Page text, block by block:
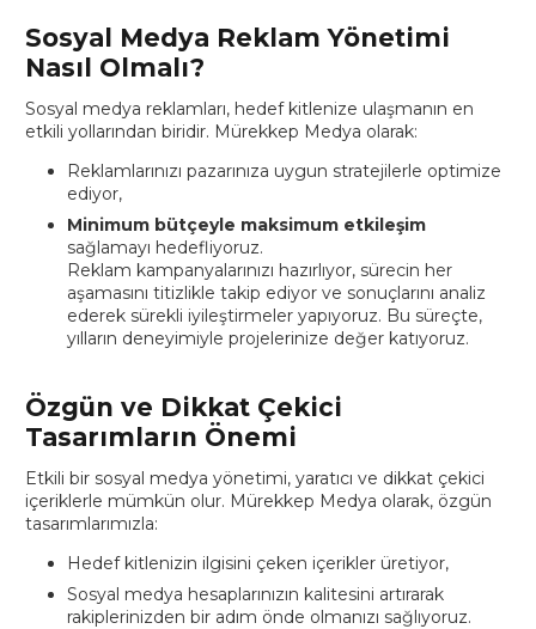
Sosyal Medya Reklam Yönetimi
Nasıl Olmalı?
Sosyal medya reklamları, hedef kitlenize ulaşmanın en
etkili yollarından biridir. Mürekkep Medya olarak:
Reklamlarınızı pazarınıza uygun stratejilerle optimize
ediyor,
Minimum bütçeyle maksimum etkileşim
sağlamayı hedefliyoruz.
Reklam kampanyalarınızı hazırlıyor, sürecin her
aşamasını titizlikle takip ediyor ve sonuçlarını analiz
ederek sürekli iyileştirmeler yapıyoruz. Bu süreçte,
yılların deneyimiyle projelerinize değer katıyoruz.
Özgün ve Dikkat Çekici
Tasarımların Önemi
Etkili bir sosyal medya yönetimi, yaratıcı ve dikkat çekici
içeriklerle mümkün olur. Mürekkep Medya olarak, özgün
tasarımlarımızla:
Hedef kitlenizin ilgisini çeken içerikler üretiyor,
Sosyal medya hesaplarınızın kalitesini artırarak
rakiplerinizden bir adım önde olmanızı sağlıyoruz.